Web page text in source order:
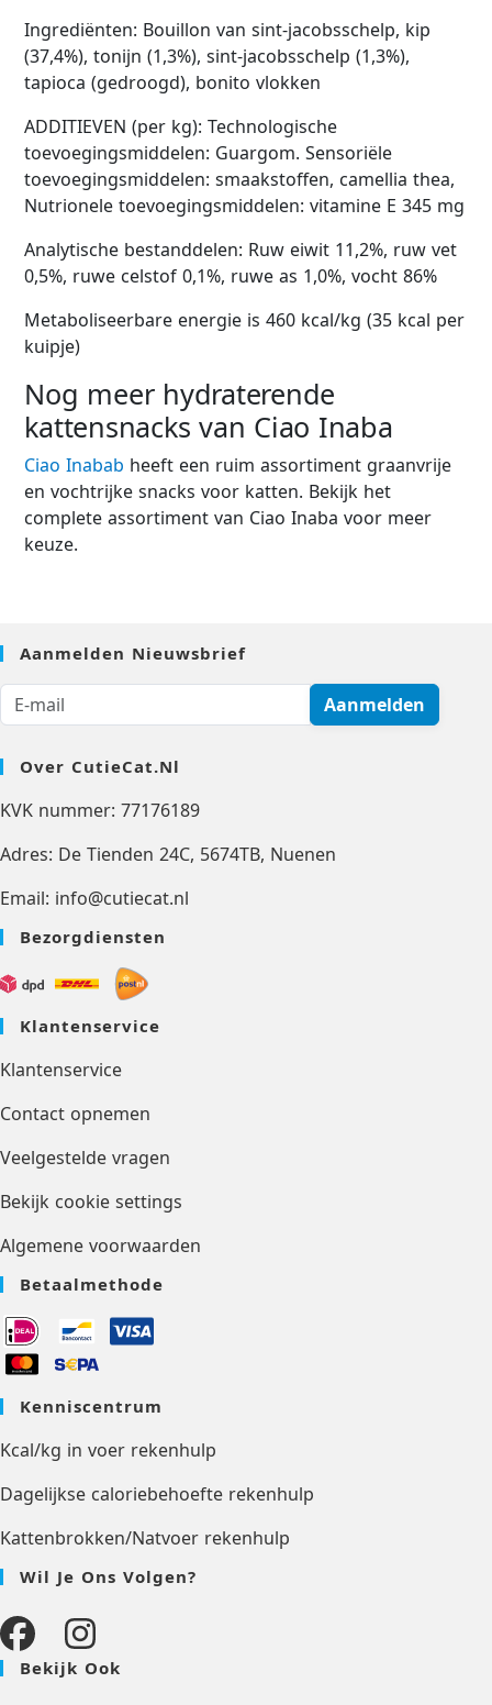
Ingrediënten: Bouillon van sint-jacobsschelp, kip
(37,4%), tonijn (1,3%), sint-jacobsschelp (1,3%),
tapioca (gedroogd), bonito vlokken
ADDITIEVEN (per kg): Technologische
toevoegingsmiddelen: Guargom. Sensoriële
toevoegingsmiddelen: smaakstoffen, camellia thea,
Nutrionele toevoegingsmiddelen: vitamine E 345 mg
Analytische bestanddelen: Ruw eiwit 11,2%, ruw vet
0,5%, ruwe celstof 0,1%, ruwe as 1,0%, vocht 86%
Metaboliseerbare energie is 460 kcal/kg (35 kcal per
kuipje)
Nog meer hydraterende
kattensnacks van Ciao Inaba
Ciao Inabab heeft een ruim assortiment graanvrije
en vochtrijke snacks voor katten. Bekijk het
complete assortiment van Ciao Inaba voor meer
keuze.
Aanmelden Nieuwsbrief
Aanmelden
Over CutieCat.nl
KVK nummer: 77176189
Adres: De Tienden 24C, 5674TB, Nuenen
Email: info@cutiecat.nl
Bezorgdiensten
Klantenservice
Klantenservice
Contact opnemen
Veelgestelde vragen
Bekijk cookie settings
Algemene voorwaarden
Betaalmethode
Kenniscentrum
Kcal/kg in voer rekenhulp
Dagelijkse caloriebehoefte rekenhulp
Kattenbrokken/Natvoer rekenhulp
Wil Je Ons Volgen?
Bekijk Ook